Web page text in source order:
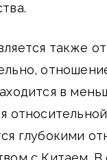
также
в
глубокими